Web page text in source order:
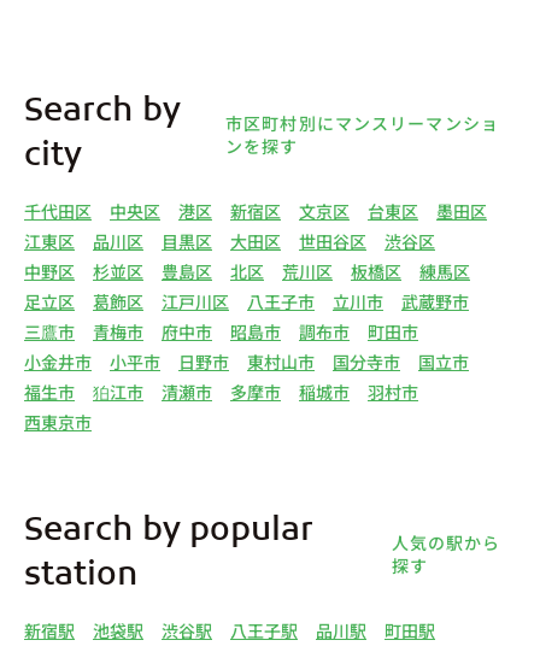
Search by
city
市区町村別にマンスリーマンショ
ンを探す
千代田区 中央区 港区 新宿区 文京区 台東区
墨田区
江東区
品川区 目黒区 大田区 世田谷区
渋谷区
中野区
杉並区 豊島区 北区 荒川区 板橋区
練馬区
足立区
葛飾区 江戸川区 八王子市 立川市
武蔵野市
三鷹市
青梅市 府中市 昭島市 調布市
町田市
小金井市
小平市 日野市 東村山市 国分寺市
国立市
福生市
狛江市 清瀬市 多摩市 稲城市
羽村市
西東京市
Search by popular
station
人気の駅から
探す
新宿駅 池袋駅 渋谷駅 八王子駅 品川駅
町田駅